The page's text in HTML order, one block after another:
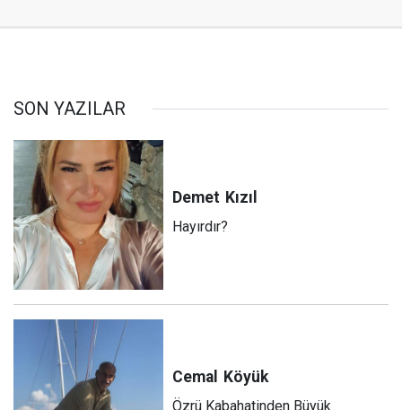
SON YAZILAR
Demet Kızıl
Hayırdır?
Cemal Köyük
Özrü Kabahatinden Büyük